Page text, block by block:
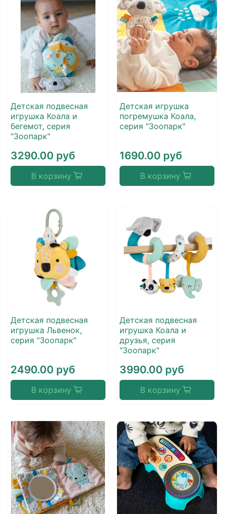
Детская подвесная
игрушка Коала и
бегемот, серия
"Зоопарк"
3290.00 руб
В корзину
Детская игрушка
погремушка Коала,
серия "Зоопарк"
1690.00 руб
В корзину
Детская подвесная
игрушка Львенок,
серия "Зоопарк"
2490.00 руб
В корзину
Детская подвесная
игрушка Коала и
друзья, серия
"Зоопарк"
3990.00 руб
В корзину